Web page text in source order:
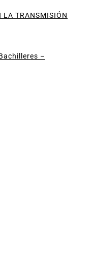
LA TRANSMISIÓN
–